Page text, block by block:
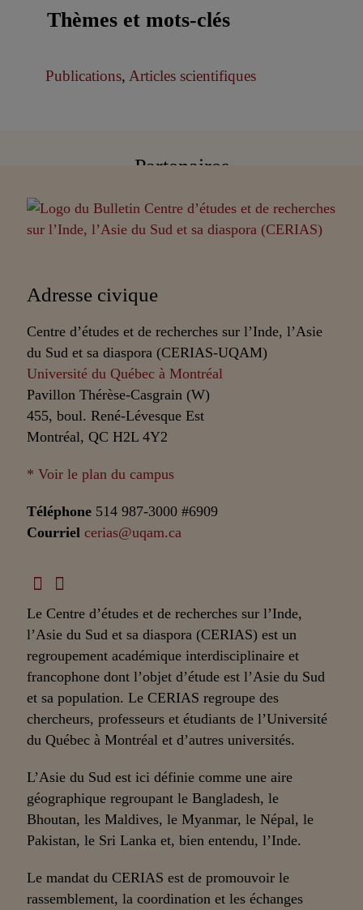
Thèmes et mots-clés
Publications, Articles scientifiques
Partenaires
Adresse civique
Centre d’études et de recherches sur l’Inde, l’Asie
du Sud et sa diaspora (CERIAS-UQAM)
Université du Québec à Montréal
Pavillon Thérèse-Casgrain (W)
455, boul. René-Lévesque Est
Montréal, QC H2L 4Y2
* Voir le plan du campus
Téléphone 514 987-3000 #6909
Courriel cerias@uqam.ca
Le Centre d’études et de recherches sur l’Inde,
l’Asie du Sud et sa diaspora (CERIAS) est un
regroupement académique interdisciplinaire et
francophone dont l’objet d’étude est l’Asie du Sud
et sa population. Le CERIAS regroupe des
chercheurs, professeurs et étudiants de l’Université
du Québec à Montréal et d’autres universités.
L’Asie du Sud est ici définie comme une aire
géographique regroupant le Bangladesh, le
Bhoutan, les Maldives, le Myanmar, le Népal, le
Pakistan, le Sri Lanka et, bien entendu, l’Inde.
Le mandat du CERIAS est de promouvoir le
rassemblement, la coordination et les échanges